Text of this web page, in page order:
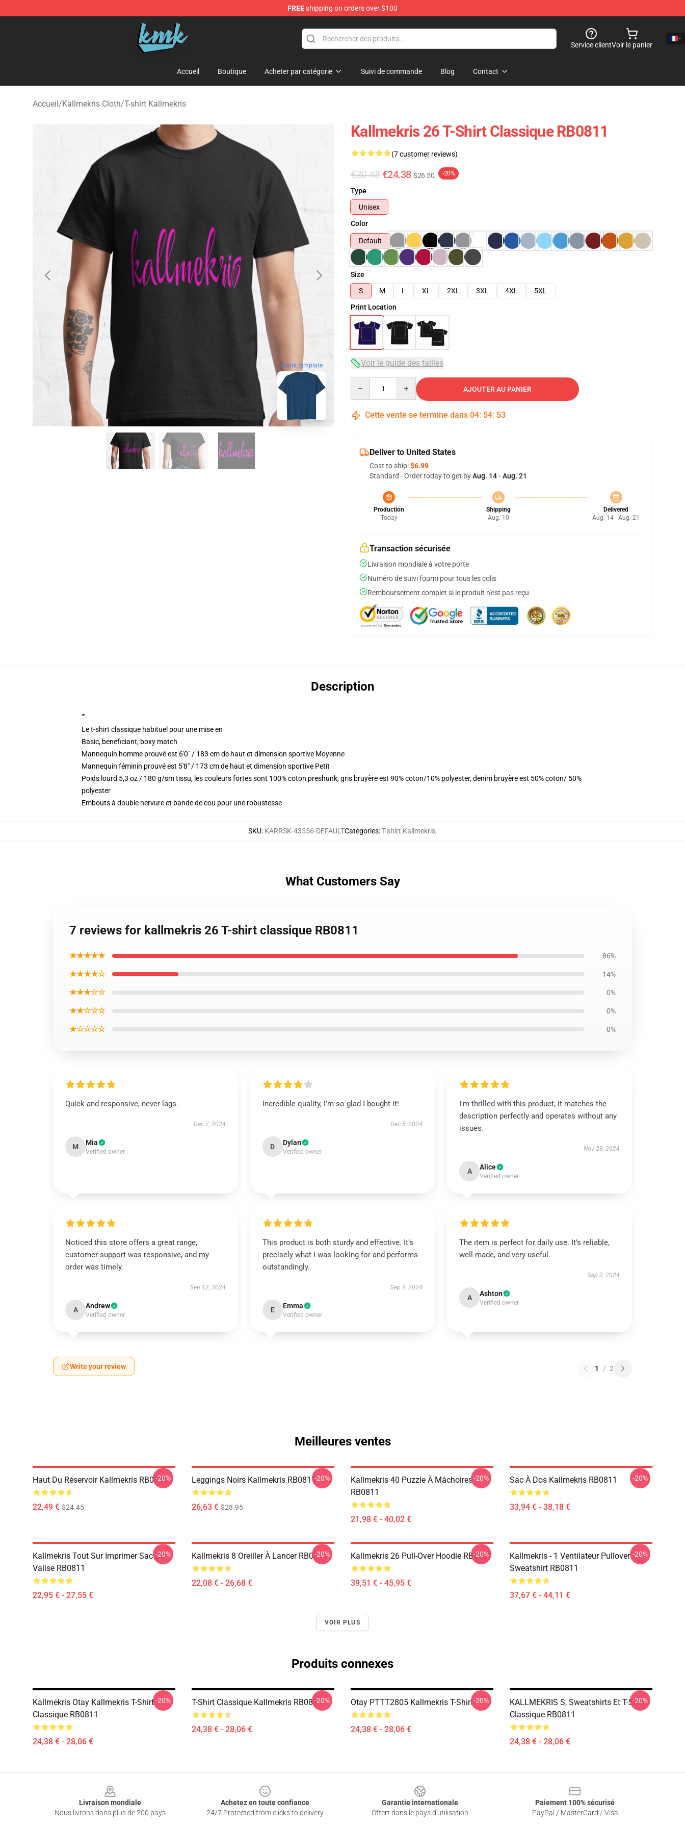
FREEshipping on orders over $100
KallMeKris Store - Official KallMeKris Merchandise Shop
Service clientVoir le panier
Accueil Boutique Acheter par catégorie Suivi de commande Blog Contact
Accueil/Kallmekris Cloth/T-shirt Kallmekris
blank template
Kallmekris 26 T-Shirt Classique RB0811
(7 customer reviews)
€30.48 €24.38 $26.50 -20%
Type
Unisex
Color
Default
Size
S
M L XL 2XL 3XL 4XL
5XL
Print Location
Voir le guide des tailles
AJOUTER AU PANIER
Cette vente se termine dans 04: 54: 52
Deliver to United States
Cost to ship:$6.99
Standard - Order today to get byAug. 14 - Aug. 21
Production
Today
Shipping
Aug. 10
Delivered
Aug. 14 - Aug. 21
Transaction sécurisée
Livraison mondiale à votre porte
Numéro de suivi fourni pour tous les colis
Remboursement complet si le produit n'est pas reçu
Description
""
Le t-shirt classique habituel pour une mise en
Basic, beneficiant, boxy match
Mannequin homme prouvé est 6'0" / 183 cm de haut et dimension sportive Moyenne
Mannequin féminin prouvé est 5'8" / 173 cm de haut et dimension sportive Petit
Poids lourd 5,3 oz / 180 g/sm tissu, les couleurs fortes sont 100% coton preshunk, gris bruyère est 90% coton/10% polyester, denim bruyère est 50% coton/ 50%
polyester
Embouts à double nervure et bande de cou pour une robustesse
SKU: KARRSK-43556-DEFAULTCatégories:T-shirt Kallmekris,
What Customers Say
7 reviews for kallmekris 26 T-shirt classique RB0811
★★★★★ 86%
★★★★☆ 14%
★★★☆☆ 0%
★★☆☆☆ 0%
★☆☆☆☆ 0%
Quick and responsive, never lags.
Dec 7, 2024
M Mia
Verified owner
Incredible quality, I’m so glad I bought it!
Dec 5, 2024
D Dylan
Verified owner
I'm thrilled with this product; it matches the
description perfectly and operates without any
issues.
Nov 28, 2024
A Alice
Verified owner
Noticed this store offers a great range,
customer support was responsive, and my
order was timely.
Sep 12, 2024
A Andrew
Verified owner
This product is both sturdy and effective. It’s
precisely what I was looking for and performs
outstandingly.
Sep 9, 2024
E Emma
Verified owner
The item is perfect for daily use. It’s reliable,
well-made, and very useful.
Sep 3, 2024
A Ashton
Verified owner
Write your review 1 / 2
Meilleures ventes
Haut Du Réservoir Kallmekris RB0811
22,49 € $24.45
-20% Leggings Noirs Kallmekris RB0811
26,63 € $28.95
-20%
Kallmekris 40 Puzzle À Mâchoires
RB0811
21,98 € - 40,02 €
-20% Sac À Dos Kallmekris RB0811
33,94 € - 38,18 €
-20%
Kallmekris Tout Sur Imprimer Sac De
Valise RB0811
22,95 € - 27,55 €
-20% Kallmekris 8 Oreiller À Lancer RB0811
22,08 € - 26,68 €
-20% Kallmekris 26 Pull-Over Hoodie RB0811
39,51 € - 45,95 €
-20%
Kallmekris - 1 Ventilateur Pullover
Sweatshirt RB0811
37,67 € - 44,11 €
-20%
VOIR PLUS
Produits connexes
Kallmekris Otay Kallmekris T-Shirt
Classique RB0811
24,38 € - 28,06 €
-20% T-Shirt Classique Kallmekris RB0811
24,38 € - 28,06 €
-20% Otay PTTT2805 Kallmekris T-Shirt
24,38 € - 28,06 €
-20%
KALLMEKRIS S, Sweatshirts Et T-Shirt
Classique RB0811
24,38 € - 28,06 €
-20%
Livraison mondiale
Nous livrons dans plus de 200 pays
Achetez en toute confiance
24/7 Protected from clicks to delivery
Garantie internationale
Offert dans le pays d'utilisation
Paiement 100% sécurisé
PayPal / MasterCard / Visa